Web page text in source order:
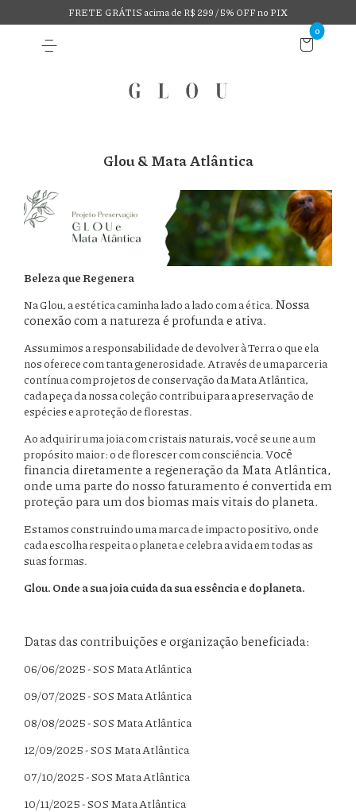
FRETE GRÁTIS acima de R$ 299 / 5% OFF no PIX
0
Glou & Mata Atlântica
Beleza que Regenera
Na Glou, a estética caminha lado a lado com a ética. Nossa
conexão com a natureza é profunda e ativa.
Assumimos a responsabilidade de devolver à Terra o que ela
nos oferece com tanta generosidade. Através de uma parceria
contínua com projetos de conservação da Mata Atlântica,
cada peça da nossa coleção contribui para a preservação de
espécies e a proteção de florestas.
Ao adquirir uma joia com cristais naturais, você se une a um
propósito maior: o de florescer com consciência. Você
financia diretamente a regeneração da Mata Atlântica,
onde uma parte do nosso faturamento é convertida em
proteção para um dos biomas mais vitais do planeta.
Estamos construindo uma marca de impacto positivo, onde
cada escolha respeita o planeta e celebra a vida em todas as
suas formas.
Glou. Onde a sua joia cuida da sua essência e do planeta.
Datas das contribuições e organização beneficiada:
06/06/2025 - SOS Mata Atlântica
09/07/2025 - SOS Mata Atlântica
08/08/2025 - SOS Mata Atlântica
12/09/2025 - SOS Mata Atlântica
07/10/2025 - SOS Mata Atlântica
10/11/2025 - SOS Mata Atlântica